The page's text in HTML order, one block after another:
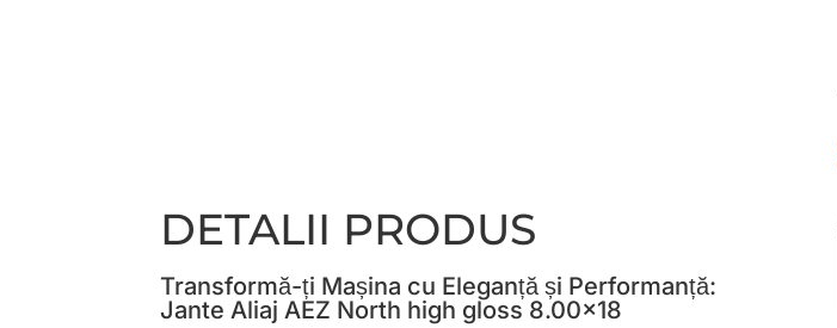
DETALII PRODUS
Transformă-ți Mașina cu Eleganță și Performanță:
Jante Aliaj AEZ North high gloss 8.00×18